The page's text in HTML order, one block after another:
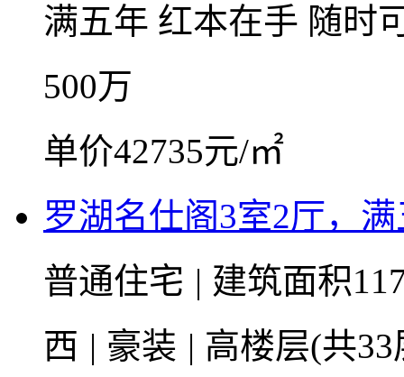
满五年 红本在手 随时
500万
单价42735元/㎡
罗湖名仕阁3室2厅，
普通住宅 | 建筑面积
西 | 豪装 | 高楼层(共